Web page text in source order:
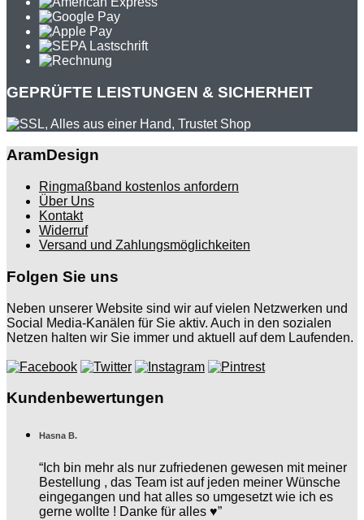
GEPRÜFTE LEISTUNGEN & SICHERHEIT
AramDesign
Ringmaßband kostenlos anfordern
Über Uns
Kontakt
Widerruf
Versand und Zahlungsmöglichkeiten
Folgen Sie uns
Neben unserer Website sind wir auf vielen Netzwerken und
Social Media-Kanälen für Sie aktiv. Auch in den sozialen
Netzen halten wir Sie immer und aktuell auf dem Laufenden.
Kundenbewertungen
Hasna B.
“Ich bin mehr als nur zufriedenen gewesen mit meiner
Bestellung , das Team ist auf jeden meiner Wünsche
eingegangen und hat alles so umgesetzt wie ich es
gerne wollte ! Danke für alles ♥️”